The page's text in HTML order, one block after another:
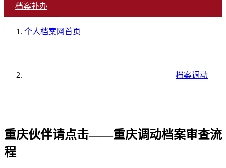
档案补办
个人档案网首页
档案调动
重庆伙伴请点击——重庆调动档案审查流
程